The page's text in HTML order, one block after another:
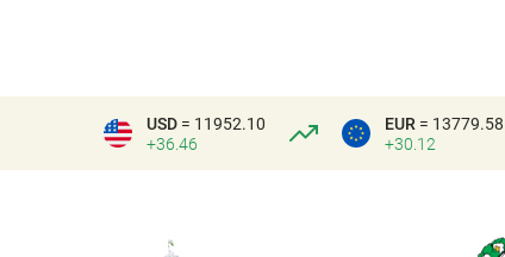
USD = 11952.10
+36.46
EUR = 13779.58
+30.12